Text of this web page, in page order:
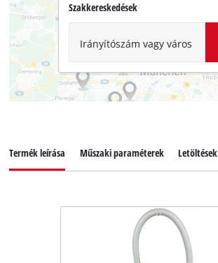
Szakkereskedések
Irányítószám vagy város
Termék leírása Műszaki paraméterek Letöltések